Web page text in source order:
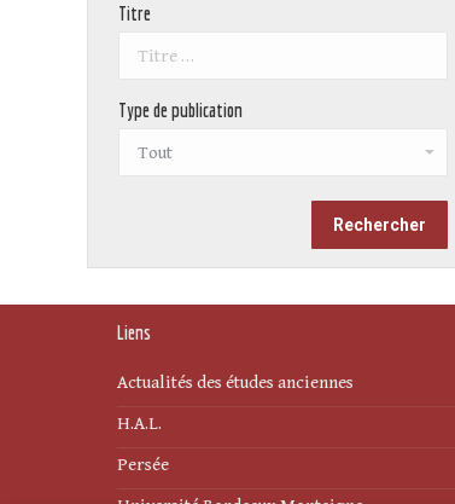
Titre
Type de publication
Liens
Actualités des études anciennes
H.A.L.
Persée